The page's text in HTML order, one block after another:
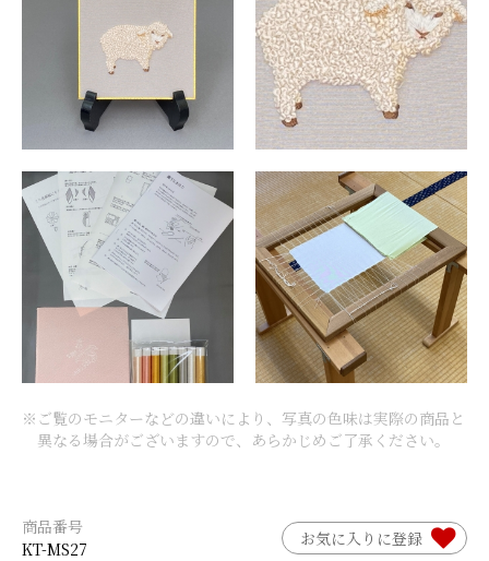
※ご覧のモニターなどの違いにより、写真の色味は実際の商品と
異なる場合がございますので、あらかじめご了承ください。
商品番号
KT-MS27
お気に入りに登録